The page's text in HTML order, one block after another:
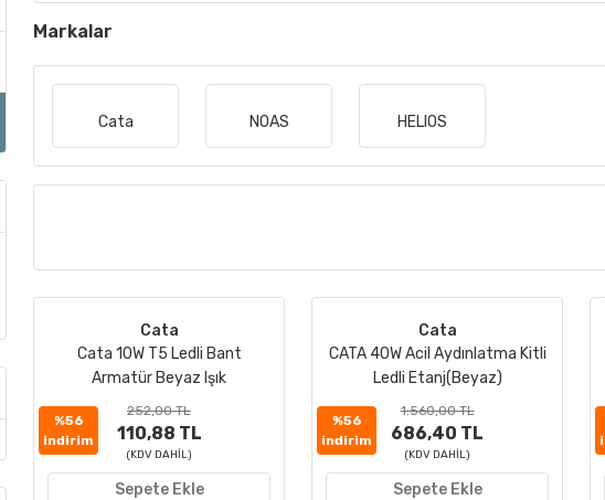
Markalar
Cata NOAS HELIOS
Cata
Cata 10W T5 Ledli Bant
Armatür Beyaz Işık
252,00 TL
110,88 TL
(KDV DAHİL)
Sepete Ekle
%56
indirim
Cata
CATA 40W Acil Aydınlatma Kitli
Ledli Etanj(Beyaz)
1.560,00 TL
686,40 TL
(KDV DAHİL)
Sepete Ekle
%56
indirim